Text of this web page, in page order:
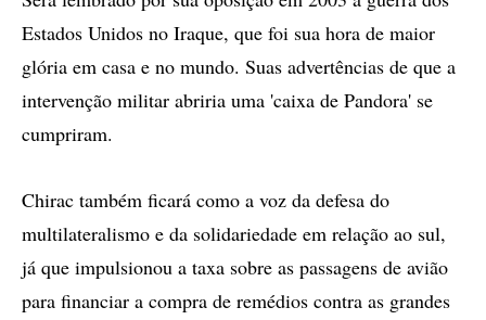
Estados Unidos no Iraque, que foi sua hora de maior
glória em casa e no mundo. Suas advertências de que a
intervenção militar abriria uma 'caixa de Pandora' se
cumpriram.
Chirac também ficará como a voz da defesa do
multilateralismo e da solidariedade em relação ao sul,
já que impulsionou a taxa sobre as passagens de avião
para financiar a compra de remédios contra as grandes